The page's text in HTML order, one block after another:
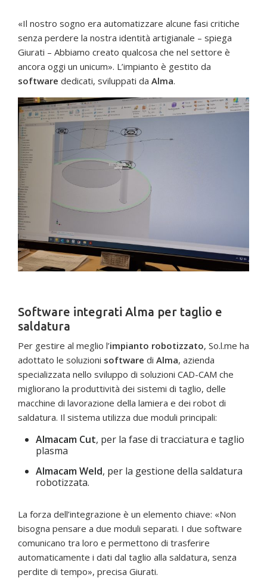
«Il nostro sogno era automatizzare alcune fasi critiche
senza perdere la nostra identità artigianale – spiega
Giurati – Abbiamo creato qualcosa che nel settore è
ancora oggi un unicum». L’impianto è gestito da
software dedicati, sviluppati da Alma.
Software integrati Alma per taglio e
saldatura
Per gestire al meglio l’impianto robotizzato, So.l.me ha
adottato le soluzioni software di Alma, azienda
specializzata nello sviluppo di soluzioni CAD-CAM che
migliorano la produttività dei sistemi di taglio, delle
macchine di lavorazione della lamiera e dei robot di
saldatura. Il sistema utilizza due moduli principali:
Almacam Cut, per la fase di tracciatura e taglio
plasma
Almacam Weld, per la gestione della saldatura
robotizzata.
La forza dell’integrazione è un elemento chiave: «Non
bisogna pensare a due moduli separati. I due software
comunicano tra loro e permettono di trasferire
automaticamente i dati dal taglio alla saldatura, senza
perdite di tempo», precisa Giurati.